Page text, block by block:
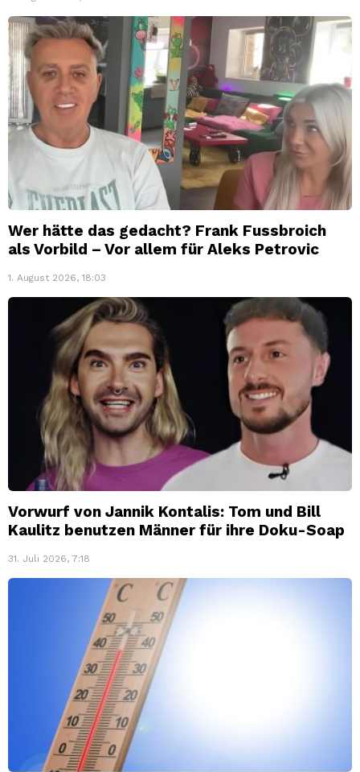
Wer hätte das gedacht? Frank Fussbroich
als Vorbild – Vor allem für Aleks Petrovic
1. August 2026, 18:03
Vorwurf von Jannik Kontalis: Tom und Bill
Kaulitz benutzen Männer für ihre Doku-Soap
31. Juli 2026, 7:18